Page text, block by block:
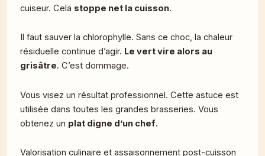
cuiseur. Cela stoppe net la cuisson.
Il faut sauver la chlorophylle. Sans ce choc, la chaleur
résiduelle continue d’agir. Le vert vire alors au
grisâtre. C’est dommage.
Vous visez un résultat professionnel. Cette astuce est
utilisée dans toutes les grandes brasseries. Vous
obtenez un plat digne d’un chef.
Valorisation culinaire et assaisonnement post-cuisson